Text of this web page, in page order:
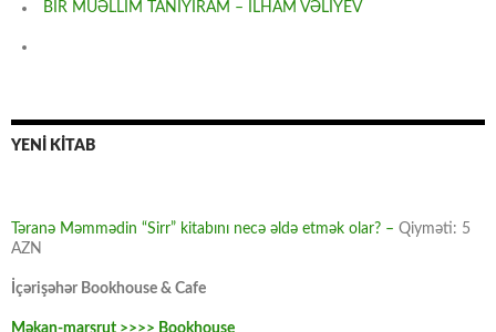
BİR MÜƏLLİM TANIYIRAM – İLHAM VƏLİYEV
YENİ KİTAB
Təranə Məmmədin “Sirr” kitabını necə əldə etmək olar? – Qiyməti: 5
AZN
İçərişəhər Bookhouse & Cafe
Məkan-marşrut >>>> Bookhouse